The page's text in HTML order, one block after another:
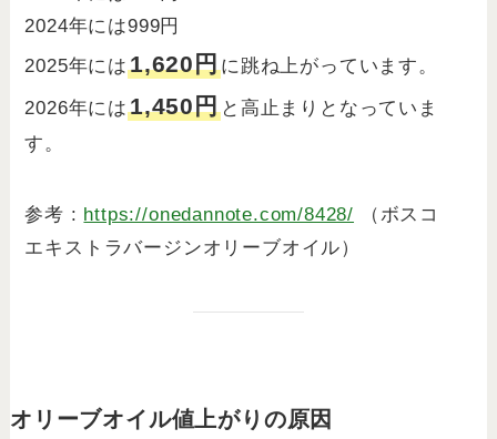
2024年には999円
2025年には1,620円に跳ね上がっています。
2026年には1,450円と高止まりとなっていま
す。
参考 : https://onedannote.com/8428/ （ボスコ
エキストラバージンオリーブオイル）
オリーブオイル値上がりの原因